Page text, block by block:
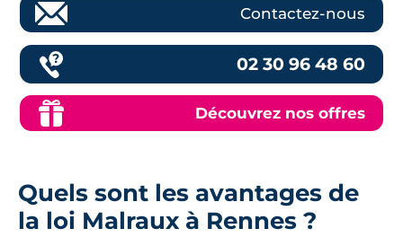
Contactez-nous
02 30 96 48 60
Découvrez nos offres
Quels sont les avantages de
la loi Malraux à Rennes ?